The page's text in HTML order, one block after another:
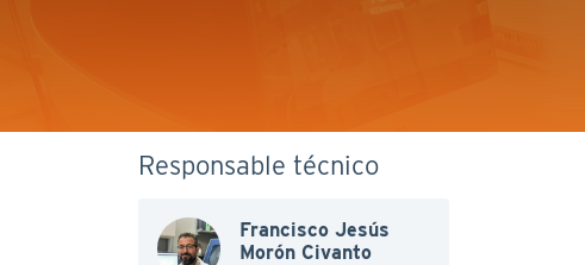
Responsable técnico
Francisco Jesús
Morón Civanto